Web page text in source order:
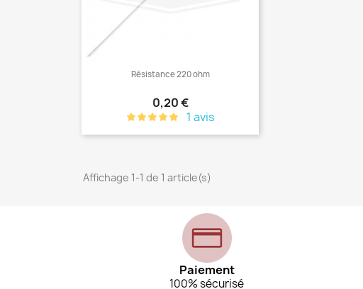
Résistance 220 ohm
Prix
0,20 €
1 avis
Affichage 1-1 de 1 article(s)
Paiement
100% sécurisé